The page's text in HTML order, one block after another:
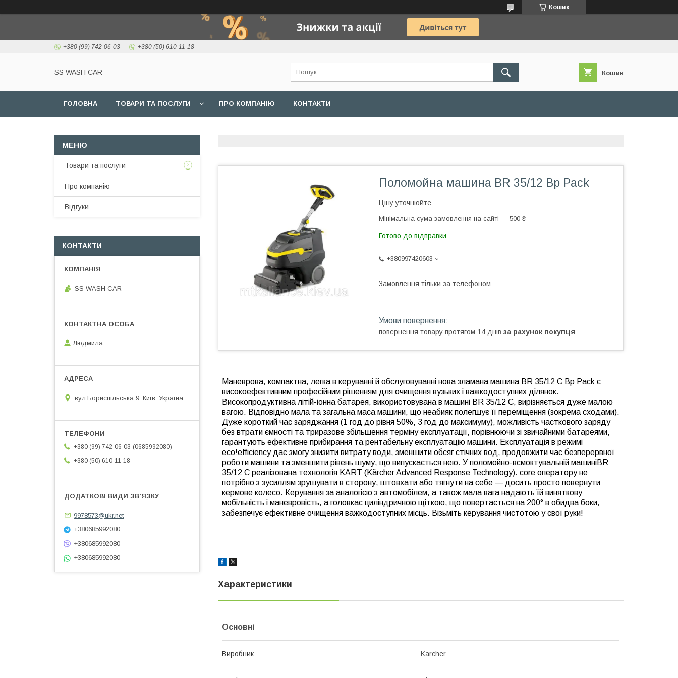
Кошик
+380 (99) 742-06-03 +380 (50) 610-11-18
SS WASH CAR Кошик
ГОЛОВНА ТОВАРИ ТА ПОСЛУГИ ПРО КОМПАНІЮ КОНТАКТИ
Поломойна машина BR 35/12 Bp Pack
Ціну уточнюйте
Мінімальна сума замовлення на сайті — 500 ₴
Готово до відправки
+380997420603
Замовлення тільки за телефоном
повернення товару протягом 14 днів за рахунок покупця
Маневрова, компактна, легка в керуванні й обслуговуванні нова зламана машина BR 35/12 C Bp Pack є
високоефективним професійним рішенням для очищення вузьких і важкодоступних ділянок.
Високопродуктивна літій-іонна батарея, використовувана в машині BR 35/12 C, вирізняється дуже малою
вагою. Відповідно мала та загальна маса машини, що неабияк полегшує її переміщення (зокрема сходами).
Дуже короткий час заряджання (1 год до рівня 50%, 3 год до максимуму), можливість часткового заряду
без втрати ємності та триразове збільшення терміну експлуатації, порівнюючи зі звичайними батареями,
гарантують ефективне прибирання та рентабельну експлуатацію машини. Експлуатація в режимі
eco!efficiency дає змогу знизити витрату води, зменшити обсяг стічних вод, продовжити час безперервної
роботи машини та зменшити рівень шуму, що випускається нею. У поломойно-всмоктувальній машиніBR
35/12 C реалізована технологія KART (Kärcher Advanced Response Technology). core оператору не
потрібно з зусиллям зрушувати в сторону, штовхати або тягнути на себе — досить просто повернути
кермове колесо. Керування за аналогією з автомобілем, а також мала вага надають їй виняткову
мобільність і маневровість, а головкас циліндричною щіткою, що повертається на 200° в обидва боки,
забезпечує ефективне очищення важкодоступних місць. Візьміть керування чистотою у свої руки!
Характеристики
Основні
Виробник Karcher
Товари та послуги
Про компанію
Відгуки
КОНТАКТИ
SS WASH CAR
Людмила
вул.Бориспільська 9, Київ, Україна
+380 (99) 742-06-03
0685992080
+380 (50) 610-11-18
9978573@ukr.net
+380685992080
+380685992080
+380685992080